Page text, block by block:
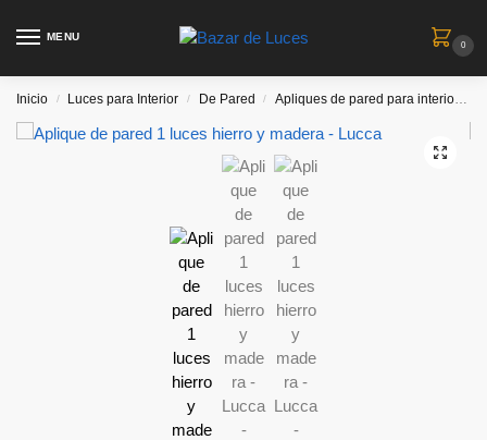
MENU
0
Inicio / Luces para Interior / De Pared / Apliques de pared para interiores